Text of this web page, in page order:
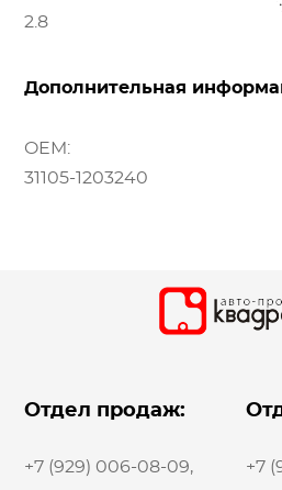
2.8
Дополнительная
OEM:
31105-1203240
Отдел продаж:
+7 (929) 006-08-09, +7